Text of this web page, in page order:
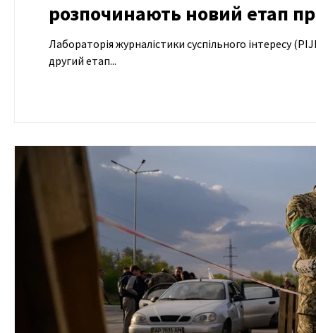
розпочинають новий етап
Лабораторія журналістики суспільного інтересу (PIJL) спільно з Європейським центром свободи преси та медіа (ECPMF)
другий етап...